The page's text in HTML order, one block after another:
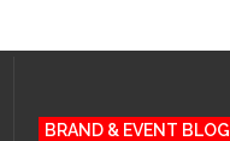
BRAND & EVENT BLOG